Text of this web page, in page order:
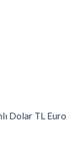
Dolar TL Euro